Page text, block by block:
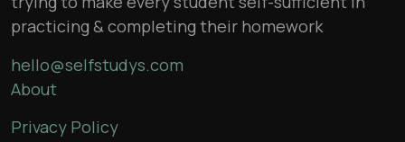
practicing & completing their homework
hello@selfstudys.com
About
Privacy Policy